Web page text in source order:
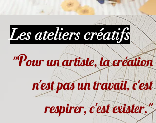
Les atelierscréatifs
"Pour un artiste, la création
n'est pas un travail, c'est
respirer, c'est exister."